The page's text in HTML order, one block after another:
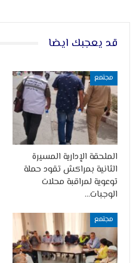
قد يعجبك ايضا
مجتمع
الملحقة الإدارية المسيرة
الثانية بمراكش تقود حملة
توعوية لمراقبة محلات
الوجبات…
مجتمع